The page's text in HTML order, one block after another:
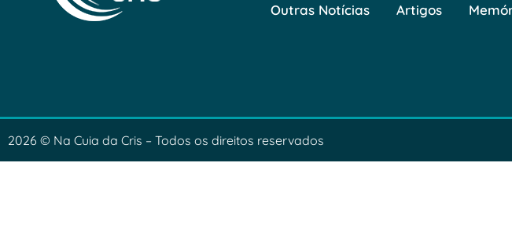
Outras Notícias Artigos
2026 © Na Cuia da Cris – Todos os direitos reservados